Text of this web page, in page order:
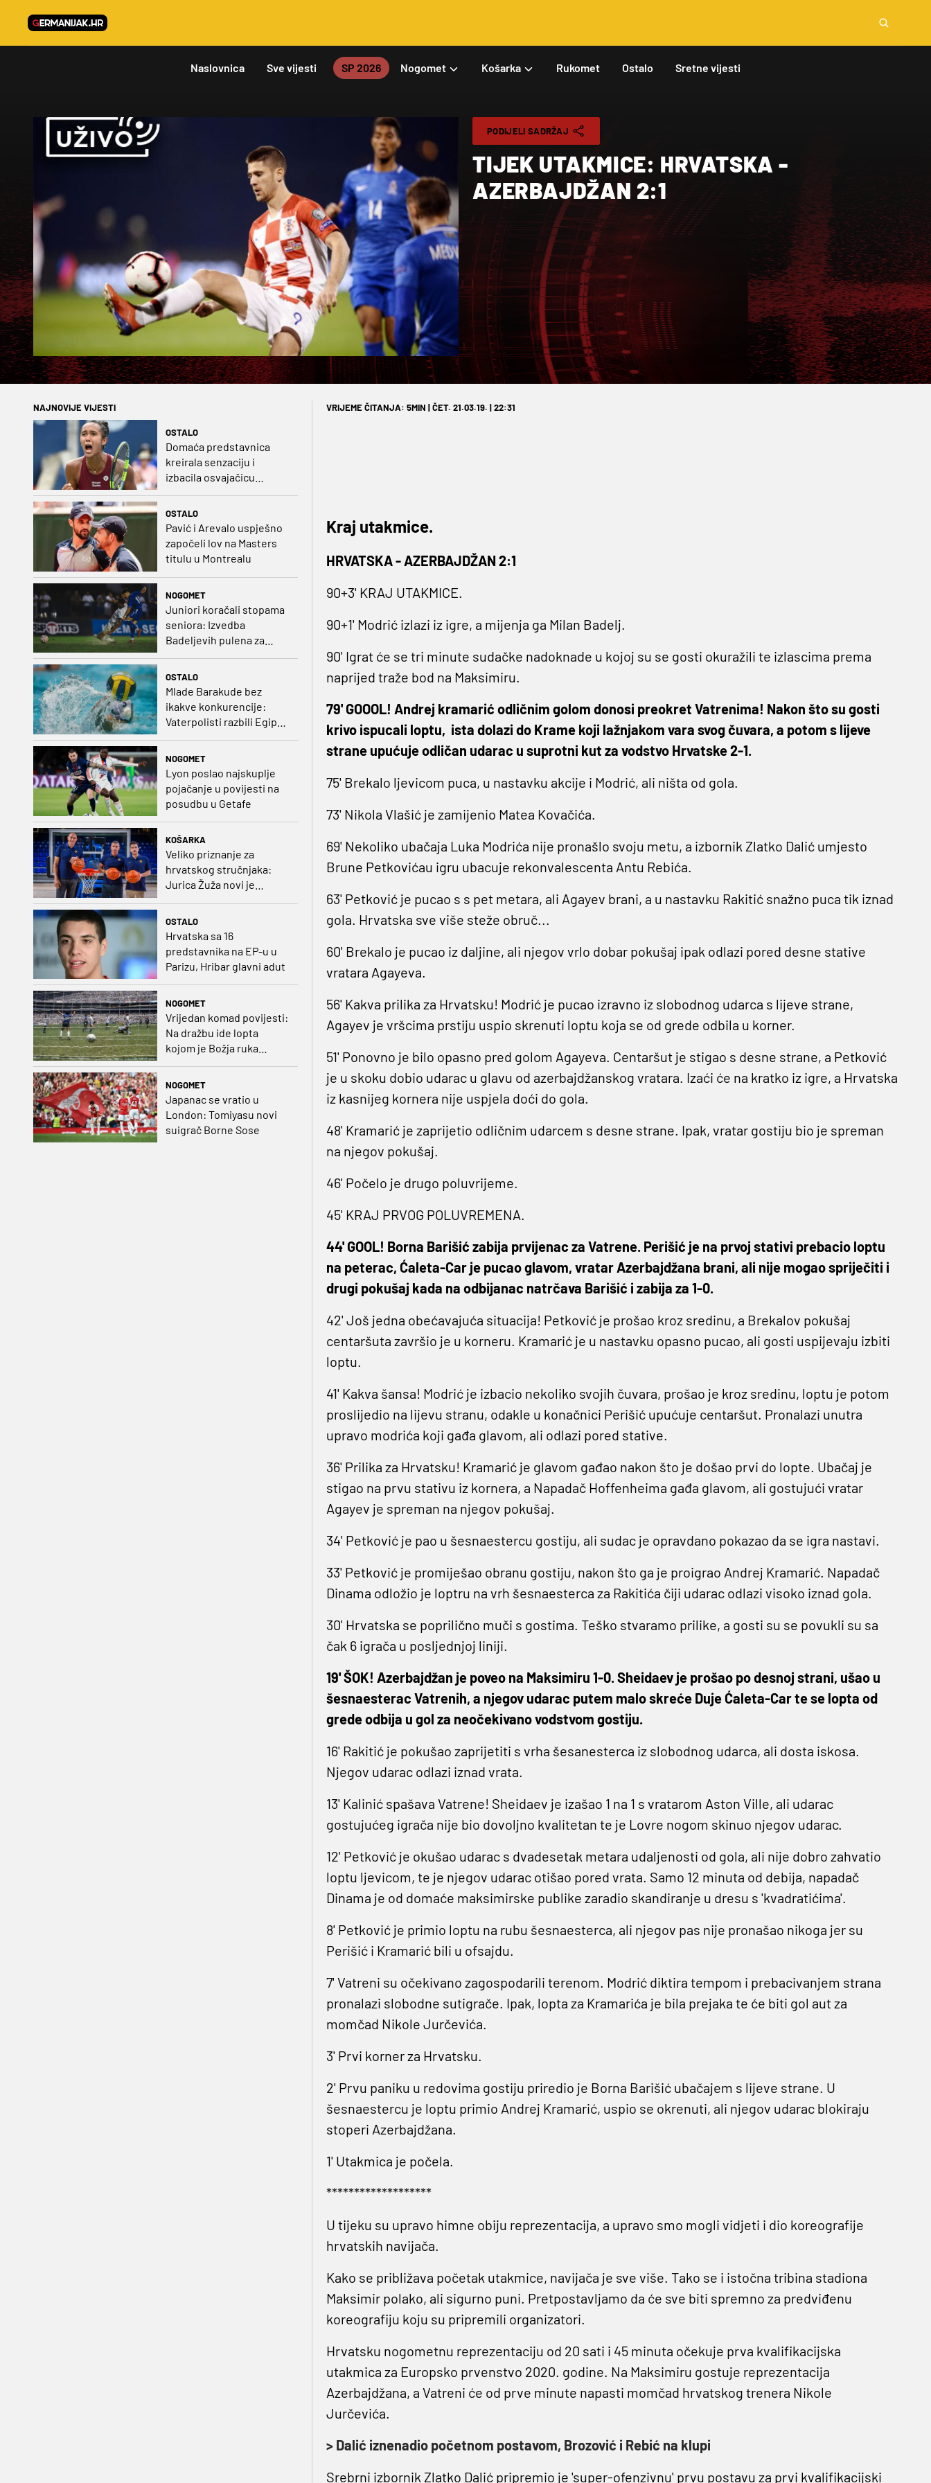
Naslovnica Sve vijesti SP 2026 Nogomet Košarka Rukomet Ostalo Sretne vijesti
PODIJELI SADRŽAJ
TIJEK UTAKMICE: HRVATSKA -
AZERBAJDŽAN 2:1
NAJNOVIJE VIJESTI
OSTALO
Domaća predstavnica
kreirala senzaciju i
izbacila osvajačicu
OSTALO
Pavić i Arevalo uspješno
započeli lov na Masters
titulu u Montrealu
NOGOMET
Juniori koračali stopama
seniora: Izvedba
Badeljevih pulena za
čistu peticu protiv
OSTALO
Mlade Barakude bez
ikakve konkurencije:
Vaterpolisti razbili Egipat
za polufinale SP-a!
NOGOMET
Lyon poslao najskuplje
pojačanje u povijesti na
posudbu u Getafe
KOŠARKA
Veliko priznanje za
hrvatskog stručnjaka:
Jurica Žuža novi je
OSTALO
Hrvatska sa 16
predstavnika na EP-u u
Parizu, Hribar glavni adut
NOGOMET
Vrijedan komad povijesti:
Na dražbu ide lopta
kojom je Božja ruka
NOGOMET
Japanac se vratio u
London: Tomiyasu novi
suigrač Borne Sose
VRIJEME ČITANJA: 5MIN | ČET. 21.03.19. | 22:31
Kraj utakmice.
HRVATSKA - AZERBAJDŽAN 2:1
90+3' KRAJ UTAKMICE.
90+1' Modrić izlazi iz igre, a mijenja ga Milan Badelj.
90' Igrat će se tri minute sudačke nadoknade u kojoj su se gosti okuražili te izlascima prema
naprijed traže bod na Maksimiru.
79' GOOOL! Andrej kramarić odličnim golom donosi preokret Vatrenima! Nakon što su gosti
krivo ispucali loptu, ista dolazi do Krame koji lažnjakom vara svog čuvara, a potom s lijeve
strane upućuje odličan udarac u suprotni kut za vodstvo Hrvatske 2-1.
75' Brekalo ljevicom puca, u nastavku akcije i Modrić, ali ništa od gola.
73' Nikola Vlašić je zamijenio Matea Kovačića.
69' Nekoliko ubačaja Luka Modrića nije pronašlo svoju metu, a izbornik Zlatko Dalić umjesto
Brune Petkovićau igru ubacuje rekonvalescenta Antu Rebića.
63' Petković je pucao s s pet metara, ali Agayev brani, a u nastavku Rakitić snažno puca tik iznad
gola. Hrvatska sve više steže obruč...
60' Brekalo je pucao iz daljine, ali njegov vrlo dobar pokušaj ipak odlazi pored desne stative
vratara Agayeva.
56' Kakva prilika za Hrvatsku! Modrić je pucao izravno iz slobodnog udarca s lijeve strane,
Agayev je vršcima prstiju uspio skrenuti loptu koja se od grede odbila u korner.
51' Ponovno je bilo opasno pred golom Agayeva. Centaršut je stigao s desne strane, a Petković
je u skoku dobio udarac u glavu od azerbajdžanskog vratara. Izaći će na kratko iz igre, a Hrvatska
iz kasnijeg kornera nije uspjela doći do gola.
48' Kramarić je zaprijetio odličnim udarcem s desne strane. Ipak, vratar gostiju bio je spreman
na njegov pokušaj.
46' Počelo je drugo poluvrijeme.
45' KRAJ PRVOG POLUVREMENA.
44' GOOL! Borna Barišić zabija prvijenac za Vatrene. Perišić je na prvoj stativi prebacio loptu
na peterac, Ćaleta-Car je pucao glavom, vratar Azerbajdžana brani, ali nije mogao spriječiti i
drugi pokušaj kada na odbijanac natrčava Barišić i zabija za 1-0.
42' Još jedna obećavajuća situacija! Petković je prošao kroz sredinu, a Brekalov pokušaj
centaršuta završio je u korneru. Kramarić je u nastavku opasno pucao, ali gosti uspijevaju izbiti
loptu.
41' Kakva šansa! Modrić je izbacio nekoliko svojih čuvara, prošao je kroz sredinu, loptu je potom
proslijedio na lijevu stranu, odakle u konačnici Perišić upućuje centaršut. Pronalazi unutra
upravo modrića koji gađa glavom, ali odlazi pored stative.
36' Prilika za Hrvatsku! Kramarić je glavom gađao nakon što je došao prvi do lopte. Ubačaj je
stigao na prvu stativu iz kornera, a Napadač Hoffenheima gađa glavom, ali gostujući vratar
Agayev je spreman na njegov pokušaj.
34' Petković je pao u šesnaestercu gostiju, ali sudac je opravdano pokazao da se igra nastavi.
33' Petković je promiješao obranu gostiju, nakon što ga je proigrao Andrej Kramarić. Napadač
Dinama odložio je loptru na vrh šesnaesterca za Rakitića čiji udarac odlazi visoko iznad gola.
30' Hrvatska se poprilično muči s gostima. Teško stvaramo prilike, a gosti su se povukli su sa
čak 6 igrača u posljednjoj liniji.
19' ŠOK! Azerbajdžan je poveo na Maksimiru 1-0. Sheidaev je prošao po desnoj strani, ušao u
šesnaesterac Vatrenih, a njegov udarac putem malo skreće Duje Ćaleta-Car te se lopta od
grede odbija u gol za neočekivano vodstvom gostiju.
16' Rakitić je pokušao zaprijetiti s vrha šesanesterca iz slobodnog udarca, ali dosta iskosa.
Njegov udarac odlazi iznad vrata.
13' Kalinić spašava Vatrene! Sheidaev je izašao 1 na 1 s vratarom Aston Ville, ali udarac
gostujućeg igrača nije bio dovoljno kvalitetan te je Lovre nogom skinuo njegov udarac.
12' Petković je okušao udarac s dvadesetak metara udaljenosti od gola, ali nije dobro zahvatio
loptu ljevicom, te je njegov udarac otišao pored vrata. Samo 12 minuta od debija, napadač
Dinama je od domaće maksimirske publike zaradio skandiranje u dresu s 'kvadratićima'.
8' Petković je primio loptu na rubu šesnaesterca, ali njegov pas nije pronašao nikoga jer su
Perišić i Kramarić bili u ofsajdu.
7' Vatreni su očekivano zagospodarili terenom. Modrić diktira tempom i prebacivanjem strana
pronalazi slobodne sutigrače. Ipak, lopta za Kramarića je bila prejaka te će biti gol aut za
momčad Nikole Jurčevića.
3' Prvi korner za Hrvatsku.
2' Prvu paniku u redovima gostiju priredio je Borna Barišić ubačajem s lijeve strane. U
šesnaestercu je loptu primio Andrej Kramarić, uspio se okrenuti, ali njegov udarac blokiraju
stoperi Azerbajdžana.
1' Utakmica je počela.
*******************
U tijeku su upravo himne obiju reprezentacija, a upravo smo mogli vidjeti i dio koreografije
hrvatskih navijača.
Kako se približava početak utakmice, navijača je sve više. Tako se i istočna tribina stadiona
Maksimir polako, ali sigurno puni. Pretpostavljamo da će sve biti spremno za predviđenu
koreografiju koju su pripremili organizatori.
Hrvatsku nogometnu reprezentaciju od 20 sati i 45 minuta očekuje prva kvalifikacijska
utakmica za Europsko prvenstvo 2020. godine. Na Maksimiru gostuje reprezentacija
Azerbajdžana, a Vatreni će od prve minute napasti momčad hrvatskog trenera Nikole
Jurčevića.
> Dalić iznenadio početnom postavom, Brozović i Rebić na klupi
Srebrni izbornik Zlatko Dalić pripremio je 'super-ofenzivnu' prvu postavu za prvi kvalifikacijski